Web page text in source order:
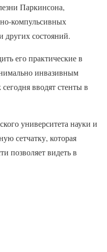
Паркинсона,
компульсивных
других состояний.
его практические в
инвазивным
вводят стенты в
университета науки и
сетчатку, которая
позволяет видеть в